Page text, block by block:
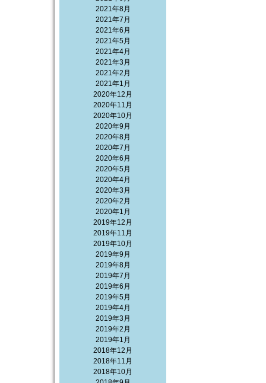
2021年8月
2021年7月
2021年6月
2021年5月
2021年4月
2021年3月
2021年2月
2021年1月
2020年12月
2020年11月
2020年10月
2020年9月
2020年8月
2020年7月
2020年6月
2020年5月
2020年4月
2020年3月
2020年2月
2020年1月
2019年12月
2019年11月
2019年10月
2019年9月
2019年8月
2019年7月
2019年6月
2019年5月
2019年4月
2019年3月
2019年2月
2019年1月
2018年12月
2018年11月
2018年10月